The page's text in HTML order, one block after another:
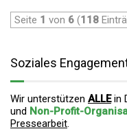
Seite 1 von 6 (118
Soziales
Wir unterstützen ALLEin
und Non-Profit-
Pressearbeit.